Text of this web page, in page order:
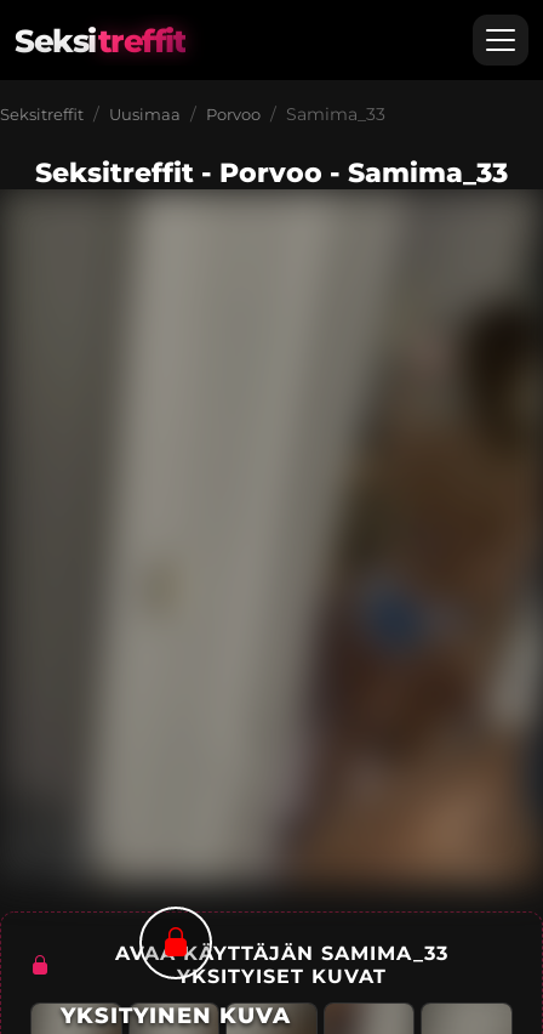
Seksitreffit
Seksitreffit Uusimaa Porvoo Samima_33
Seksitreffit - Porvoo - Samima_33
YKSITYINEN KUVA
AVAA KÄYTTÄJÄN SAMIMA_33
YKSITYISET KUVAT